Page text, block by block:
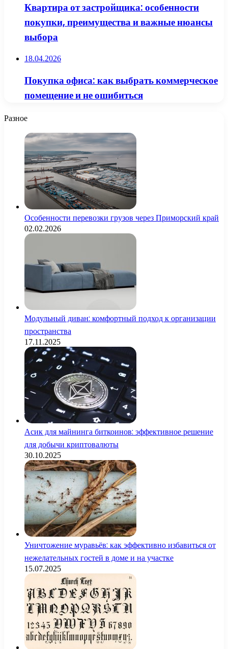
Квартира от застройщика: особенности
покупки, преимущества и важные нюансы
выбора
18.04.2026
Покупка офиса: как выбрать коммерческое
помещение и не ошибиться
Разное
Особенности перевозки грузов через Приморский край
02.02.2026
Модульный диван: комфортный подход к организации
пространства
17.11.2025
Асик для майнинга биткоинов: эффективное решение
для добычи криптовалюты
30.10.2025
Уничтожение муравьёв: как эффективно избавиться от
нежелательных гостей в доме и на участке
15.07.2025